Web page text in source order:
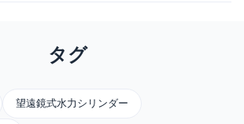
タグ
望遠鏡式水力シリンダー